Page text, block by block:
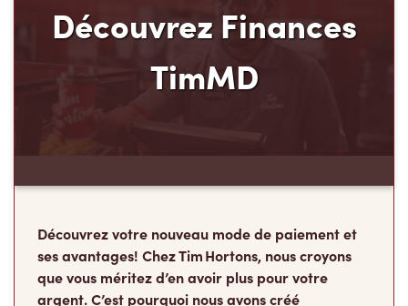
Découvrez Finances
TimMD
Découvrez votre nouveau mode de paiement et
ses avantages! Chez Tim Hortons, nous croyons
que vous méritez d’en avoir plus pour votre
argent. C’est pourquoi nous avons créé